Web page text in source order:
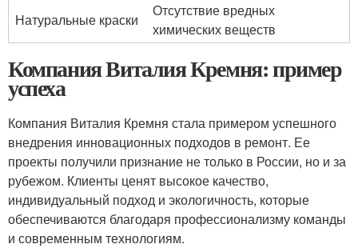
Натуральные краски
Отсутствие вредных
химических веществ
Компания Виталия Кремня: пример
успеха
Компания Виталия Кремня стала примером успешного
внедрения инновационных подходов в ремонт. Ее
проекты получили признание не только в России, но и за
рубежом. Клиенты ценят высокое качество,
индивидуальный подход и экологичность, которые
обеспечиваются благодаря профессионализму команды
и современным технологиям.